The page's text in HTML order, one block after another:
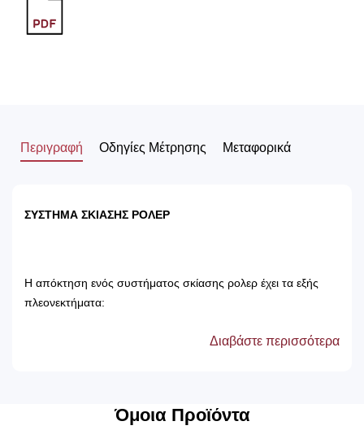
Περιγραφή Οδηγίες Μέτρησης Μεταφορικά
ΣΥΣΤΗΜΑ ΣΚΙΑΣΗΣ ΡΟΛΕΡ
Η απόκτηση ενός συστήματος σκίασης ρολερ έχει τα εξής
πλεονεκτήματα:
μόνο με ένα ελαφρός νωπό βέτεξ ή με
ατμοκαθαριστή.
Διαβάστε περισσότερα
Όμοια Προϊόντα